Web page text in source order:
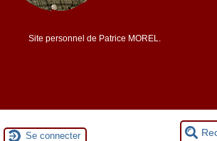
Site personnel de Patrice MOREL.
Se connecter